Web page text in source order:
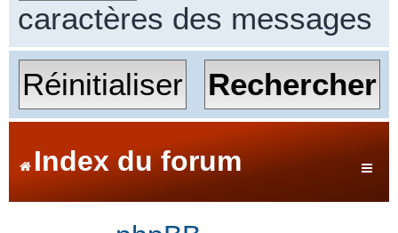
caractères des messages
Index du forum